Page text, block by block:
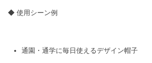
◆ 使用シーン例
通園・通学に毎日使えるデザイン帽子